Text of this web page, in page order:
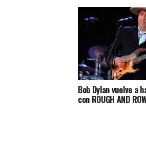
Bob Dylan vuelve a
con ROUGH AND